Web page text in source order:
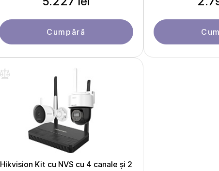
Cumpără
Hikvision Kit cu NVS cu 4 canale și 2